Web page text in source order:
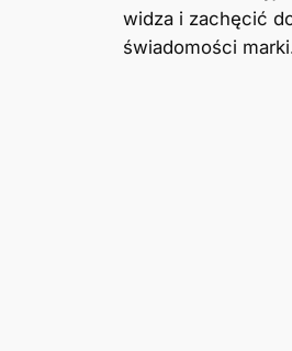
widza i zachęcić
świadomości